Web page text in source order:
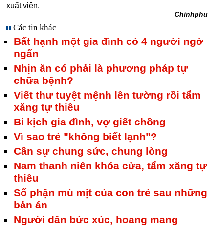
xuất viện.
Chinhphu
Các tin khác
Bất hạnh một gia đình có 4 người ngớ
ngẩn
Nhịn ăn có phải là phương pháp tự
chữa bệnh?
Viết thư tuyệt mệnh lên tường rồi tẩm
xăng tự thiêu
Bi kịch gia đình, vợ giết chồng
Vì sao trẻ "không biết lạnh"?
Cần sự chung sức, chung lòng
Nam thanh niên khóa cửa, tẩm xăng tự
thiêu
Số phận mù mịt của con trẻ sau những
bản án
Người dân bức xúc, hoang mang